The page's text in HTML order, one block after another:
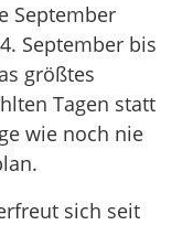
September
September bis
größtes
Tagen statt
wie noch nie
sich seit